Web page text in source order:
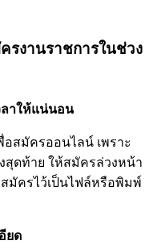
รงานราชการในช่วง
ลาให้แน่นอน
อสมัครออนไลน์ เพราะ
ดท้าย ให้สมัครล่วงหน้า
มัครไว้เป็นไฟล์หรือพิมพ์
ยด